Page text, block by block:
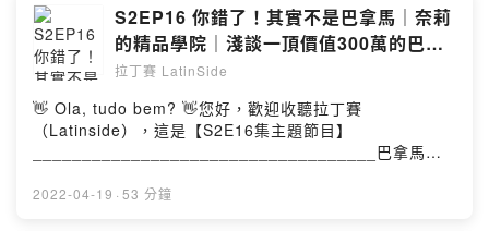
🔍 拉丁賽官網：latin-side.com
☕ 一杯咖啡與拉丁賽結緣：Coffee or Tea?
💘 IG：LATINSIDE.1314 或 搜尋🔍： 「拉丁賽」
🎙Apple Podcast、Firstory、Spotify、Google Podcast均有上架，
點擊連結進入你喜愛的收聽平台：https://reurl.cc/NrEVq6
💘節目中所使用的音樂著作：
介》___________________________________請鎖
定每週二晚上20:30 “ 拉丁賽廣播節目“😎Travel around
the world by Latin
sight…..___________________________________■
關於拉丁賽 Latinside Studio：📌Instagram：
latinside.1314歡迎來拉丁賽官方帳號追蹤、留言互動
~https://www.instagram.com/latinside.1314/📌拉丁賽
Latinside 節目連結
https://open.firstory.me/user/latinside/platformsApple
S2EP16 你錯了！其實不是巴拿馬｜奈莉
的精品學院｜淺談一頂價值300萬的巴拿
馬草帽｜ ft. 奈莉
拉丁賽 LatinSide
👋 Ola, tudo bem? 👋您好，歡迎收聽拉丁賽
（Latinside），這是【S2E16集主題節目】
___________________________________巴拿馬帽
巴拿馬帽並非起源自巴拿馬，而是起源自厄瓜多。巴拿馬
2022-04-19 · 53 分鐘